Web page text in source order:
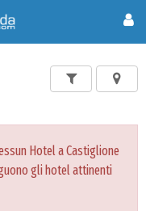
Hotel a Castiglione
gli hotel attinenti